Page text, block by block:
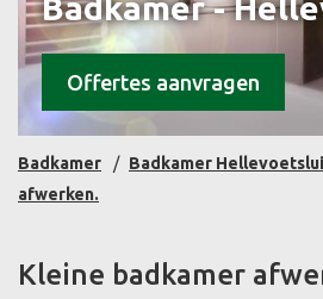
Badkamer -
Offertes aanvragen
Badkamer Badkamer
afwerken.
Kleine badkamer